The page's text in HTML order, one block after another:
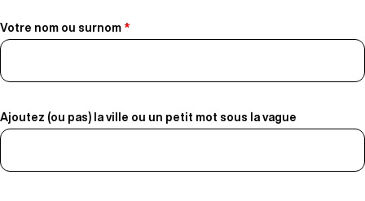
Votre nom ou surnom *
Ajoutez (ou pas) la ville ou un petit mot sous la vague